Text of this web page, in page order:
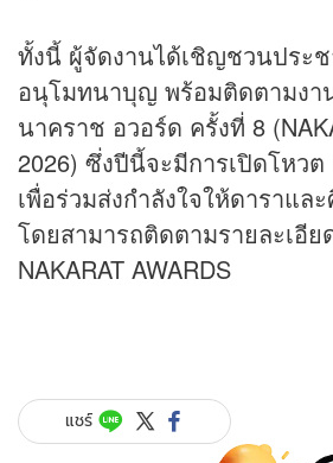
ทั้งนี้ ผู้จัดงานได้เชิญชวนประ
อนุโมทนาบุญ พร้อมติดตามงา
นาคราช อวอร์ด ครั้งที่ 8
2026) ซึ่งปีนี้จะมีการเปิดโหวต
เพื่อร่วมส่งกำลังใจให้ดาราแ
โดยสามารถติดตามรายละเอีย
NAKARAT AWARDS
แชร์